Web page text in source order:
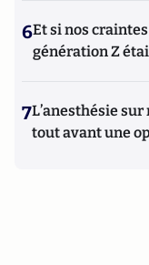
6Et si nos
génération Z
7L’anesthésie
tout avant une